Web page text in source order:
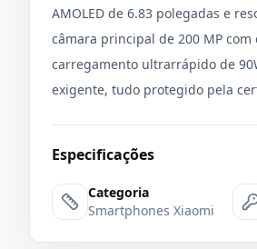
AMOLED de 6.83 polegadas e
câmara principal de 200 MP
carregamento ultrarrápido de
exigente, tudo protegido pela
Especificações
Categoria
Smartphones Xiaomi